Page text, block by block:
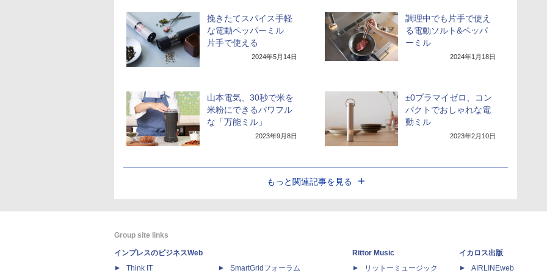
挽きたてスパイス手軽
な電動ペッパーミル
片手で使える
2024年5月14日
調理中でも片手で使え
る電動ソルト&ペッパ
ーミル
2024年1月18日
山本電気、30秒で米を
米粉にできるパワフル
な「万能ミル」
2023年9月8日
±0プラマイゼロ、コン
パクトでおしゃれな電
動ミル
2023年2月10日
もっと関連記事を見る
Group site links
インプレスのビジネスWeb
Think IT
SmartGridフォーラム
Rittor Music
リットーミュージック
イカロス出版
AIRLINEweb